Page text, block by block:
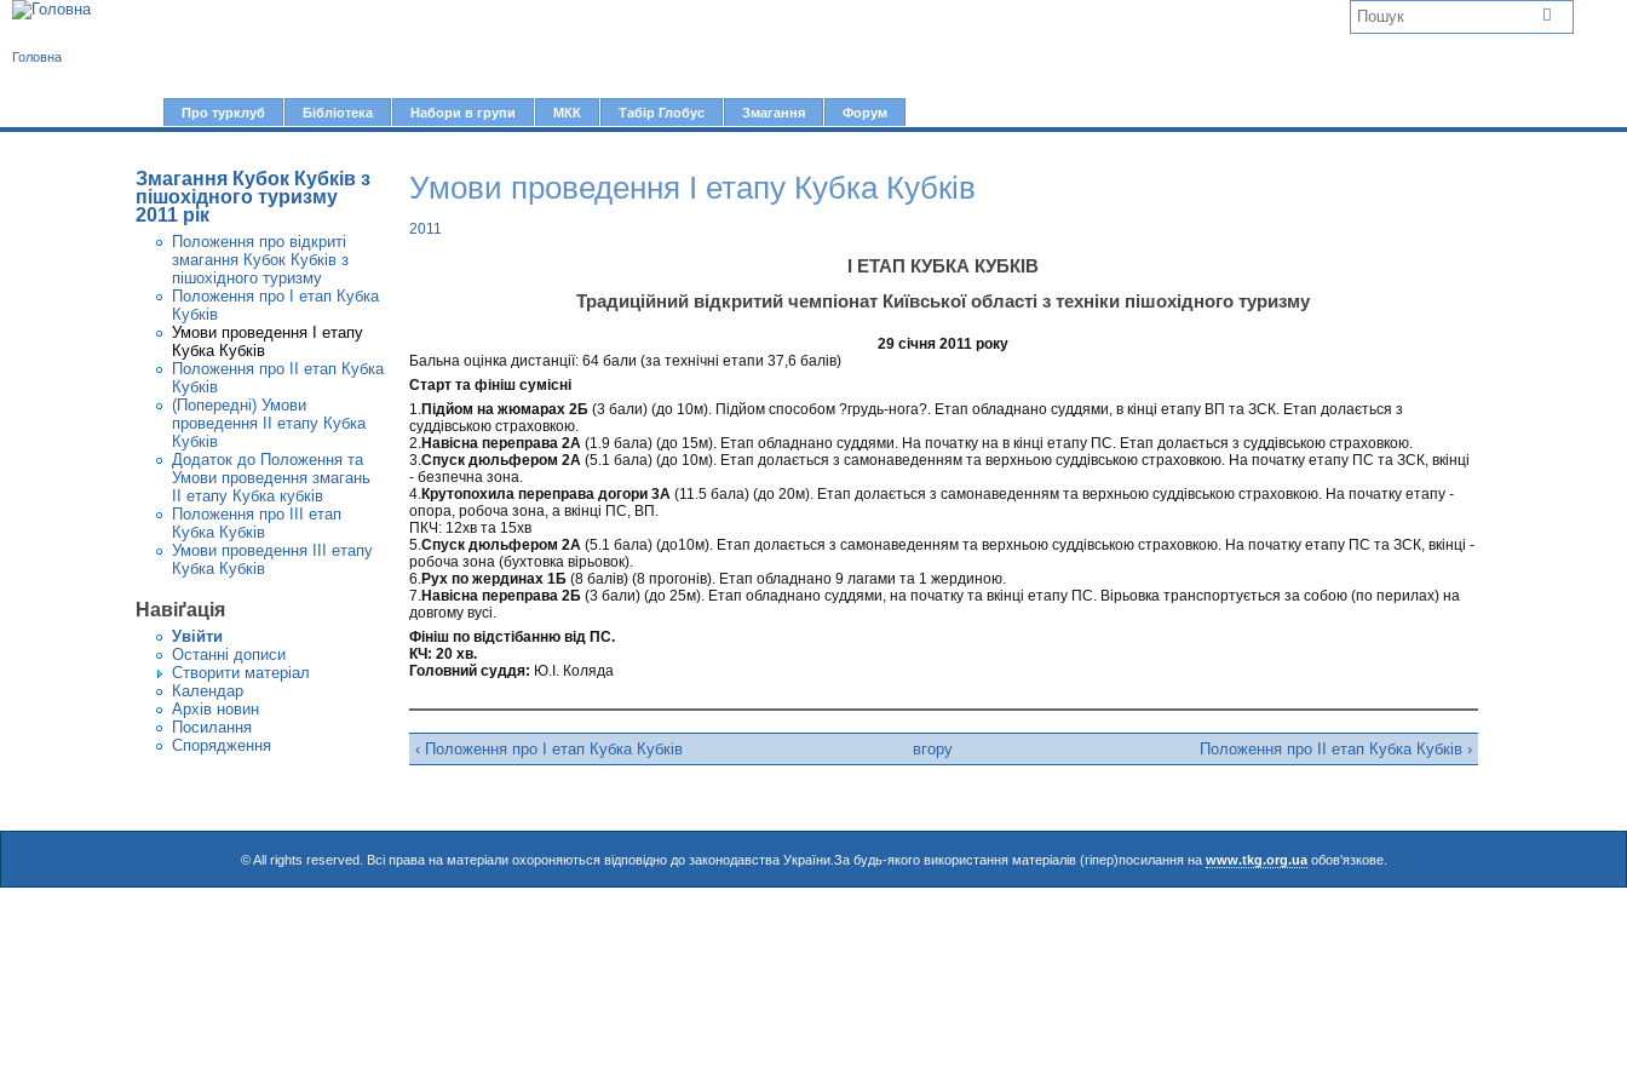
л
о
м
н
ю
Про турклуб Бібліотека Набори в групи МКК Табір Глобус Змагання Форум
Головна
Змагання Кубок Кубків з
пішохідного туризму
2011 рік
Положення про відкриті
змагання Кубок Кубків з
пішохідного туризму
Положення про І етап Кубка
Кубків
Умови проведення І етапу
Кубка Кубків
Положення про ІІ етап Кубка
Кубків
(Попередні) Умови
проведення ІІ етапу Кубка
Кубків
Додаток до Положення та
Умови проведення змагань
ІІ етапу Кубка кубків
Положення про ІІІ етап
Кубка Кубків
Умови проведення ІІІ етапу
Кубка Кубків
Навіґація
Увiйти
Останні дописи
Створити матерiал
Календар
Архів новин
Посилання
Спорядження
Умови проведення І етапу Кубка Кубків
2011
І ЕТАП КУБКА КУБКІВ
Традиційний відкритий чемпіонат Київської області з техніки пішохідного туризму
29 січня 2011 року
Бальна оцінка дистанції: 64 бали (за технічні етапи 37,6 балів)
Старт та фініш сумісні
1.Підйом на жюмарах 2Б(3 бали) (до 10м). Підйом способом ?грудь-нога?. Етап обладнано суддями, в кінці етапу ВП та ЗСК. Етап долається з
суддівською страховкою.
2.Навісна переправа 2А(1.9 бала) (до 15м). Етап обладнано суддями. На початку на в кінці етапу ПС. Етап долається з суддівською страховкою.
3.Спуск дюльфером 2А(5.1 бала) (до 10м). Етап долається з самонаведенням та верхньою суддівською страховкою. На початку етапу ПС та ЗСК, вкінці
- безпечна зона.
4.Крутопохила переправа догори 3А(11.5 бала) (до 20м). Етап долається з самонаведенням та верхньою суддівською страховкою. На початку етапу -
опора, робоча зона, а вкінці ПС, ВП.
ПКЧ: 12хв та 15хв
5.Спуск дюльфером 2А(5.1 бала) (до10м). Етап долається з самонаведенням та верхньою суддівською страховкою. На початку етапу ПС та ЗСК, вкінці -
робоча зона (бухтовка вірьовок).
6.Рух по жердинах 1Б(8 балів) (8 прогонів). Етап обладнано 9 лагами та 1 жердиною.
7.Навісна переправа 2Б(3 бали) (до 25м). Етап обладнано суддями, на початку та вкінці етапу ПС. Вірьовка транспортується за собою (по перилах) на
довгому вусі.
Фініш по відстібанню від ПС.
КЧ: 20 хв.
Головний суддя: Ю.І. Коляда
‹ Положення про І етап Кубка Кубків вгору Положення про ІІ етап Кубка Кубків ›
© All rights reserved. Всі права на матеріали охороняються відповідно до законодавства України.За будь-якого використання матеріалів (гіпер)посилання на www.tkg.org.uaобов'язкове.